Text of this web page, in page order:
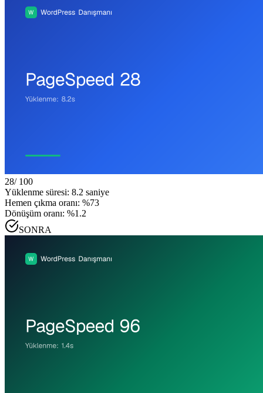
28/ 100
Yüklenme süresi: 8.2 saniye
Hemen çıkma oranı: %73
Dönüşüm oranı: %1.2
SONRA